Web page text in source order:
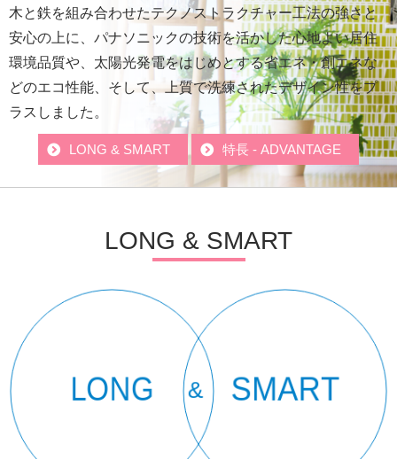
木と鉄を組み合わせたテクノストラクチャー工法の強さと
安心の上に、パナソニックの技術を活かした心地よい居住
環境品質や、太陽光発電をはじめとする省エネ・創エネな
どのエコ性能、そして、上質で洗練されたデザイン性をプ
ラスしました。
LONG & SMART 特長 - ADVANTAGE
LONG & SMART